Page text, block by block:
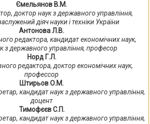
Ємельянов В.М.
доктор наук з державного управління,
діяч науки і техніки України
Антонова Л.В.
редактора, кандидат економічних наук,
з державного управління, професор
Норд Г.Л.
редактора, доктор економічних наук,
профессор
Штирьов О.М.
кандидат наук з державного управління,
доцент
Тимофєєв С.П.
кандидат наук з державного управління,